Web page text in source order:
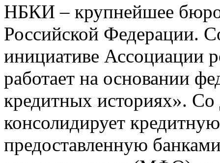
НБКИ – крупнейшее
Российской Федерации.
инициативе Ассоциации
работает на основании
кредитных историях».
консолидирует
предоставленную